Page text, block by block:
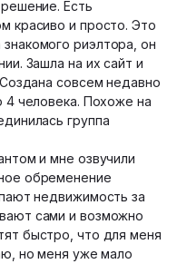
Есть
красиво и просто. Это
риэлтора, он
Зашла на их сайт и
совсем недавно
4 человека. Похоже на
группа
и мне озвучили
обременение
недвижимость за
сами и возможно
быстро, что для меня
но меня уже мало